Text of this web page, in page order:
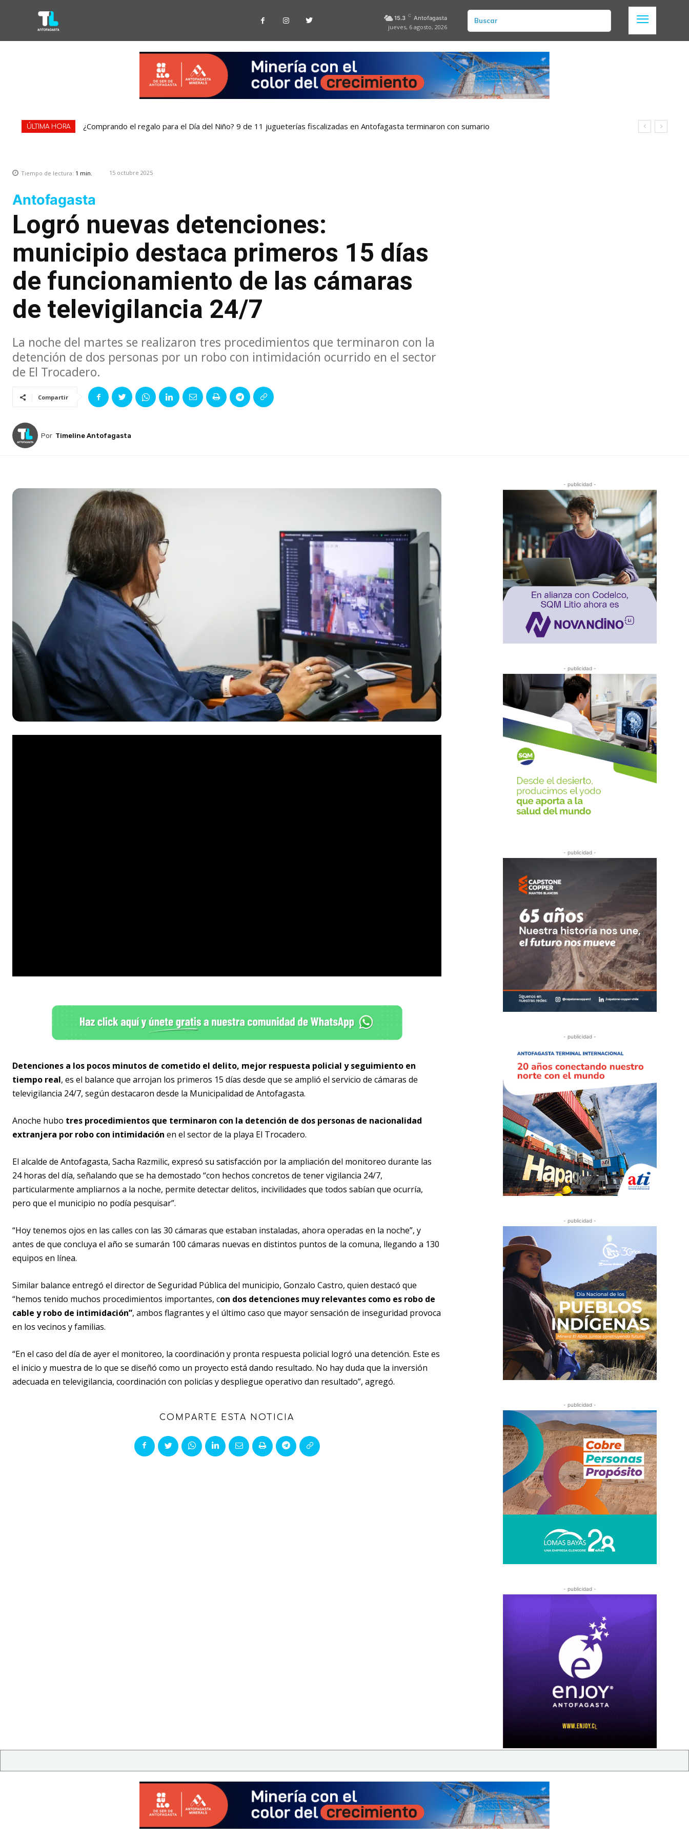
15.3 C Antofagasta
jueves, 6 agosto, 2026
Buscar
ÚLTIMA HORA ¿Comprando el regalo para el Día del Niño? 9 de 11 jugueterías fiscalizadas en Antofagasta terminaron con sumario
Tiempo de lectura: 1 min. 15 octubre 2025
Antofagasta
Logró nuevas detenciones:
municipio destaca primeros 15 días
de funcionamiento de las cámaras
de televigilancia 24/7
La noche del martes se realizaron tres procedimientos que terminaron con la
detención de dos personas por un robo con intimidación ocurrido en el sector
de El Trocadero.
Compartir
Por Timeline Antofagasta
Detenciones a los pocos minutos de cometido el delito, mejor respuesta policial y seguimiento en
tiempo real, es el balance que arrojan los primeros 15 días desde que se amplió el servicio de cámaras de
televigilancia 24/7, según destacaron desde la Municipalidad de Antofagasta.
Anoche hubo tres procedimientos que terminaron con la detención de dos personas de nacionalidad
extranjera por robo con intimidación en el sector de la playa El Trocadero.
El alcalde de Antofagasta, Sacha Razmilic, expresó su satisfacción por la ampliación del monitoreo durante las
24 horas del día, señalando que se ha demostado “con hechos concretos de tener vigilancia 24/7,
particularmente ampliarnos a la noche, permite detectar delitos, incivilidades que todos sabían que ocurría,
pero que el municipio no podía pesquisar”.
“Hoy tenemos ojos en las calles con las 30 cámaras que estaban instaladas, ahora operadas en la noche”, y
antes de que concluya el año se sumarán 100 cámaras nuevas en distintos puntos de la comuna, llegando a 130
equipos en línea.
Similar balance entregó el director de Seguridad Pública del municipio, Gonzalo Castro, quien destacó que
“hemos tenido muchos procedimientos importantes, con dos detenciones muy relevantes como es robo de
cable y robo de intimidación”, ambos flagrantes y el último caso que mayor sensación de inseguridad provoca
en los vecinos y familias.
“En el caso del día de ayer el monitoreo, la coordinación y pronta respuesta policial logró una detención. Este es
el inicio y muestra de lo que se diseñó como un proyecto está dando resultado. No hay duda que la inversión
adecuada en televigilancia, coordinación con policías y despliegue operativo dan resultado”, agregó.
COMPARTE ESTA NOTICIA
- publicidad -
- publicidad -
- publicidad -
- publicidad -
- publicidad -
- publicidad -
- publicidad -